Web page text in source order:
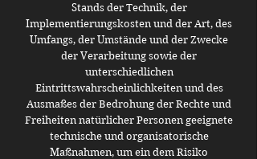
Stands der Technik, der
Implementierungskosten und der Art, des
Umfangs, der Umstände und der Zwecke
der Verarbeitung sowie der
unterschiedlichen
Eintrittswahrscheinlichkeiten und des
Ausmaßes der Bedrohung der Rechte und
Freiheiten natürlicher Personen geeignete
technische und organisatorische
Maßnahmen, um ein dem Risiko